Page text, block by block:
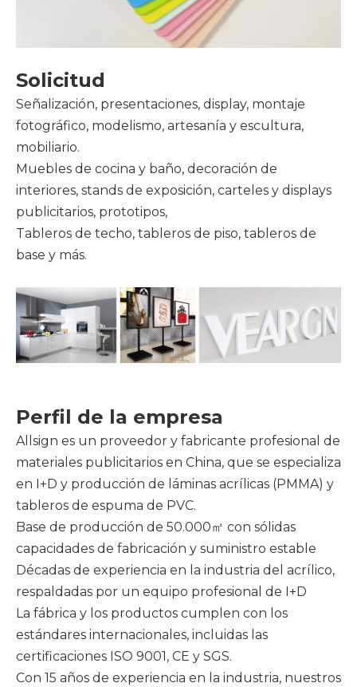
Solicitud
Señalización, presentaciones, display, montaje
fotográfico, modelismo, artesanía y escultura,
mobiliario.
Muebles de cocina y baño, decoración de
interiores, stands de exposición, carteles y displays
publicitarios, prototipos,
Tableros de techo, tableros de piso, tableros de
base y más.
Perfil de la empresa
Allsign es un proveedor y fabricante profesional de
materiales publicitarios en China, que se especializa
en I+D y producción de láminas acrílicas (PMMA) y
tableros de espuma de PVC.
Base de producción de 50.000㎡ con sólidas
capacidades de fabricación y suministro estable
Décadas de experiencia en la industria del acrílico,
respaldadas por un equipo profesional de I+D
La fábrica y los productos cumplen con los
estándares internacionales, incluidas las
certificaciones ISO 9001, CE y SGS.
Con 15 años de experiencia en la industria, nuestros